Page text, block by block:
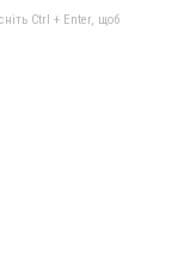
Ctrl + Enter, щоб